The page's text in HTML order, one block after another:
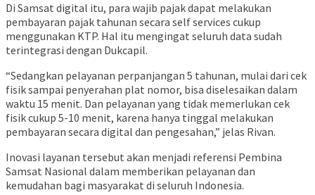
Di Samsat digital itu, para wajib pajak dapat melakukan
pembayaran pajak tahunan secara self services cukup
menggunakan KTP. Hal itu mengingat seluruh data sudah
terintegrasi dengan Dukcapil.
“Sedangkan pelayanan perpanjangan 5 tahunan, mulai dari cek
fisik sampai penyerahan plat nomor, bisa diselesaikan dalam
waktu 15 menit. Dan pelayanan yang tidak memerlukan cek
fisik cukup 5-10 menit, karena hanya tinggal melakukan
pembayaran secara digital dan pengesahan,” jelas Rivan.
Inovasi layanan tersebut akan menjadi referensi Pembina
Samsat Nasional dalam memberikan pelayanan dan
kemudahan bagi masyarakat di seluruh Indonesia.